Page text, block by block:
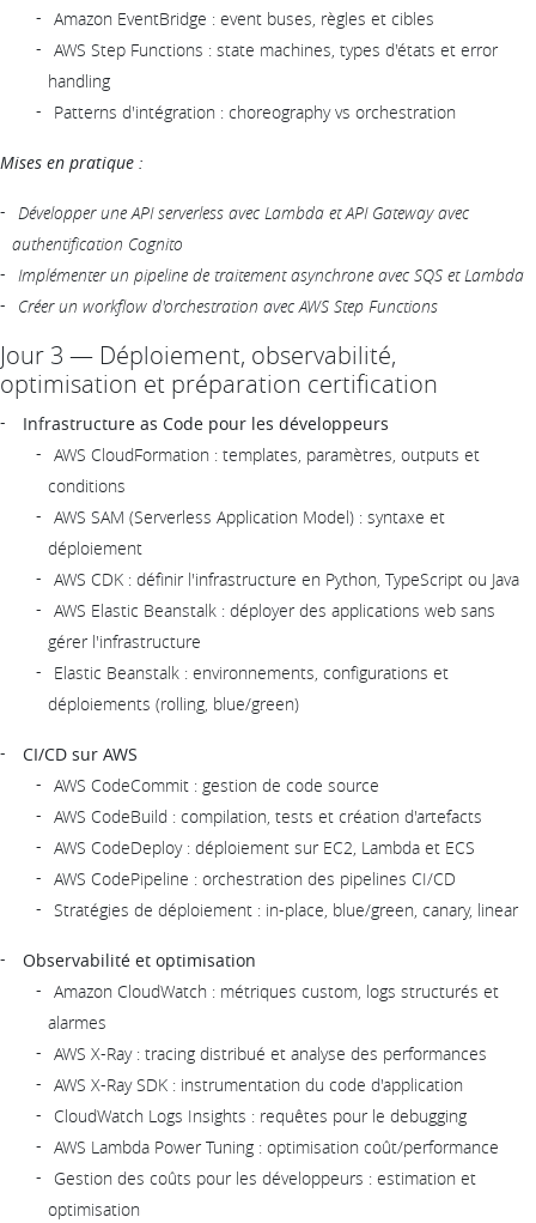
Amazon EventBridge : event buses, règles et cibles
AWS Step Functions : state machines, types d'états et error
handling
Patterns d'intégration : choreography vs orchestration
Mises en pratique :
Développer une API serverless avec Lambda et API Gateway avec
authentification Cognito
Implémenter un pipeline de traitement asynchrone avec SQS et Lambda
Créer un workflow d'orchestration avec AWS Step Functions
Jour 3 — Déploiement, observabilité,
optimisation et préparation certification
Infrastructure as Code pour les développeurs
AWS CloudFormation : templates, paramètres, outputs et
conditions
AWS SAM (Serverless Application Model) : syntaxe et
déploiement
AWS CDK : définir l'infrastructure en Python, TypeScript ou Java
AWS Elastic Beanstalk : déployer des applications web sans
gérer l'infrastructure
Elastic Beanstalk : environnements, configurations et
déploiements (rolling, blue/green)
CI/CD sur AWS
AWS CodeCommit : gestion de code source
AWS CodeBuild : compilation, tests et création d'artefacts
AWS CodeDeploy : déploiement sur EC2, Lambda et ECS
AWS CodePipeline : orchestration des pipelines CI/CD
Stratégies de déploiement : in-place, blue/green, canary, linear
Observabilité et optimisation
Amazon CloudWatch : métriques custom, logs structurés et
alarmes
AWS X-Ray : tracing distribué et analyse des performances
AWS X-Ray SDK : instrumentation du code d'application
CloudWatch Logs Insights : requêtes pour le debugging
AWS Lambda Power Tuning : optimisation coût/performance
Gestion des coûts pour les développeurs : estimation et
optimisation